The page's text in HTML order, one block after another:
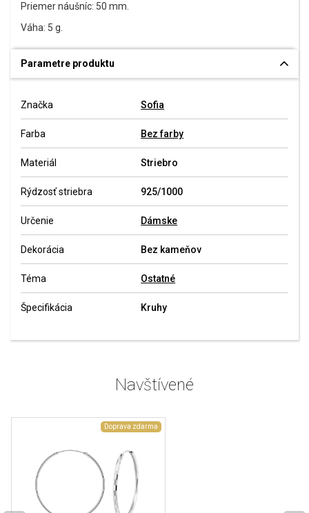
Priemer náušníc: 50 mm.
Váha: 5 g.
Parametre produktu
Značka Sofia
Farba Bez farby
Materiál Striebro
Rýdzosť striebra 925/1000
Určenie Dámske
Dekorácia Bez kameňov
Téma Ostatné
Špecifikácia Kruhy
Navštívené
Doprava zdarma